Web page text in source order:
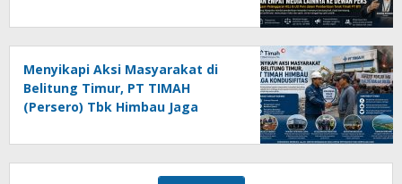
Pers
Menyikapi Aksi Masyarakat di
Belitung Timur, PT TIMAH
(Persero) Tbk Himbau Jaga